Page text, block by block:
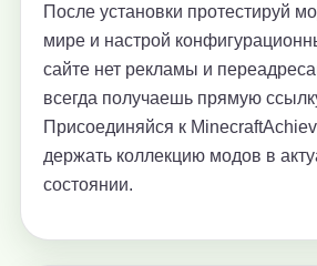
После установки протестируй
мире и настрой
сайте нет рекламы и
всегда получаешь прямую
Присоединяйся к
держать коллекцию модов в
состоянии.